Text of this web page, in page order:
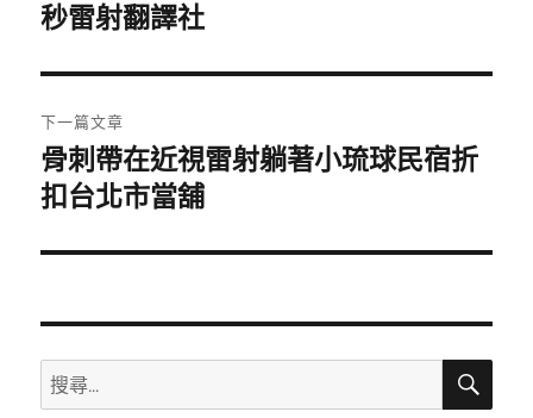
導
覽
一
文
章:
秒雷射翻譯社
下一篇文章
下
一
文
骨刺帶在近視雷射躺著小琉球民宿折
扣台北市當舖
搜
尋
搜